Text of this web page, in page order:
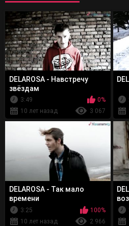
DELAROSA - Навстречу
звёздам
3:49
0%
10 лет назад
3 067
DELAROSA - Так мало
времени
3:25
100%
10 лет назад
2 966